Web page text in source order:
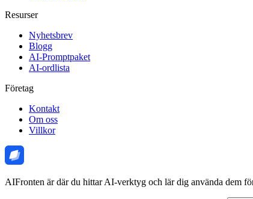
Resurser
Nyhetsbrev
Blogg
AI-Promptpaket
AI-ordlista
Företag
Kontakt
Om oss
Villkor
AIFronten är där du hittar AI-verktyg och lär dig använda dem